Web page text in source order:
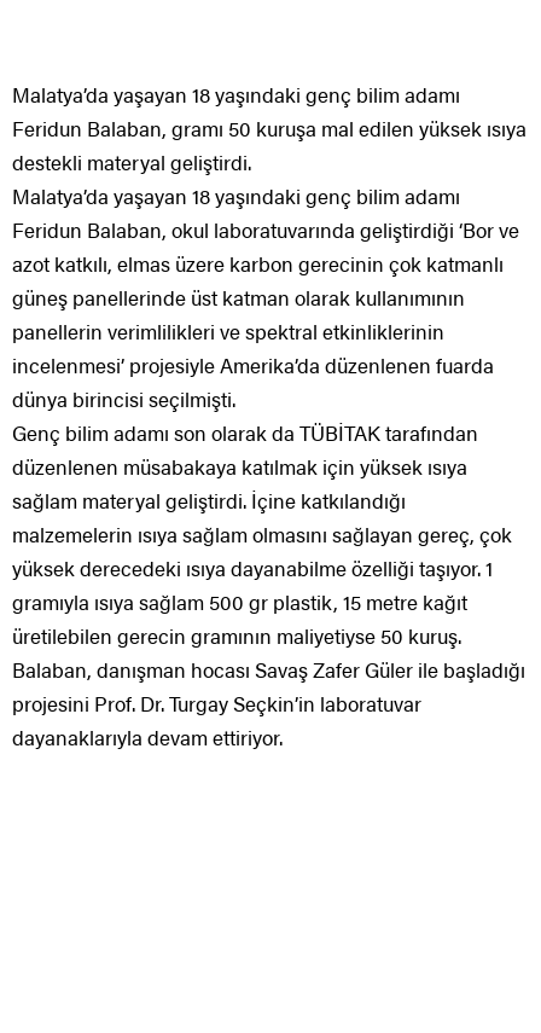
Malatya’da yaşayan 18 yaşındaki genç bilim adamı
Feridun Balaban, gramı 50 kuruşa mal edilen yüksek ısıya
destekli materyal geliştirdi.
Malatya’da yaşayan 18 yaşındaki genç bilim adamı
Feridun Balaban, okul laboratuvarında geliştirdiği ‘Bor ve
azot katkılı, elmas üzere karbon gerecinin çok katmanlı
güneş panellerinde üst katman olarak kullanımının
panellerin verimlilikleri ve spektral etkinliklerinin
incelenmesi’ projesiyle Amerika’da düzenlenen fuarda
dünya birincisi seçilmişti.
Genç bilim adamı son olarak da TÜBİTAK tarafından
düzenlenen müsabakaya katılmak için yüksek ısıya
sağlam materyal geliştirdi. İçine katkılandığı
malzemelerin ısıya sağlam olmasını sağlayan gereç, çok
yüksek derecedeki ısıya dayanabilme özelliği taşıyor. 1
gramıyla ısıya sağlam 500 gr plastik, 15 metre kağıt
üretilebilen gerecin gramının maliyetiyse 50 kuruş.
Balaban, danışman hocası Savaş Zafer Güler ile başladığı
projesini Prof. Dr. Turgay Seçkin’in laboratuvar
dayanaklarıyla devam ettiriyor.